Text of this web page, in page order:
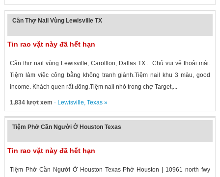
Cần Thợ Nail Vùng Lewisville TX
Tin rao vặt này đã hết hạn
Cần thợ nail vùng Lewisville, Carollton, Dallas TX . Chủ vui vẻ thoải mái.
Tiệm làm việc công bằng không tranh giành.Tiệm nail khu 3 màu, good
income. Khách quen rất đông.Tiệm nail nhỏ trong chợ Target,...
1,834 lượt xem · Lewisville, Texas»
Tiệm Phở Cần Người Ở Houston Texas
Tin rao vặt này đã hết hạn
Tiệm Phở Cần Người Ở Houston Texas Phở Houston | 10961 north fwy